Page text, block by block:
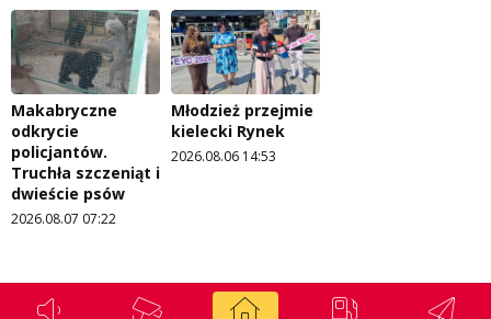
Makabryczne
odkrycie
policjantów.
Truchła szczeniąt i
dwieście psów
2026.08.07 07:22
Młodzież przejmie
kielecki Rynek
2026.08.06 14:53